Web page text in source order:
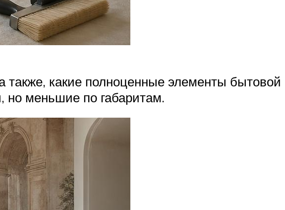
какие полноценные элементы бытовой
но меньшие по габаритам.